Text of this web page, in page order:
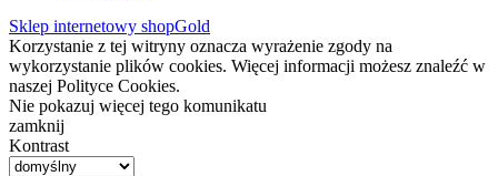
Sklep internetowy shopGold
Korzystanie z tej witryny oznacza wyrażenie zgody na
wykorzystanie plików cookies. Więcej informacji możesz znaleźć w
naszej Polityce Cookies.
Nie pokazuj więcej tego komunikatu
zamknij
Kontrast